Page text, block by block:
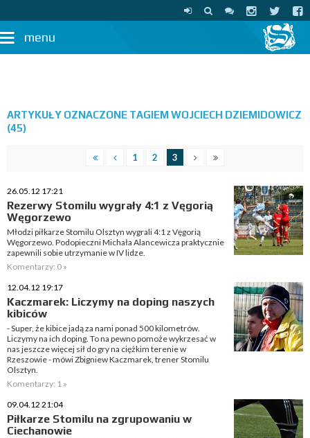
menu
ARTYKUŁY OZNACZONE TAGIEM WOJCIECH DZIEMIDOWICZ
(45)
1 2 3
26.05.12 17:21
Rezerwy Stomilu wygrały 4:1 z Vęgorią
Węgorzewo
Młodzi piłkarze Stomilu Olsztyn wygrali 4:1 z Vęgorią
Węgorzewo. Podopieczni Michała Alancewicza praktycznie
zapewnili sobie utrzymanie w IV lidze.
Komentarzy: 0 »
12.04.12 19:17
Kaczmarek: Liczymy na doping naszych
kibiców
- Super, że kibice jadą za nami ponad 500 kilometrów.
Liczymy na ich doping. To na pewno pomoże wykrzesać w
nas jeszcze więcej sił do gry na ciężkim terenie w
Rzeszowie - mówi Zbigniew Kaczmarek, trener Stomilu
Olsztyn.
Komentarzy: 1 »
09.04.12 21:04
Piłkarze Stomilu na zgrupowaniu w
Ciechanowie